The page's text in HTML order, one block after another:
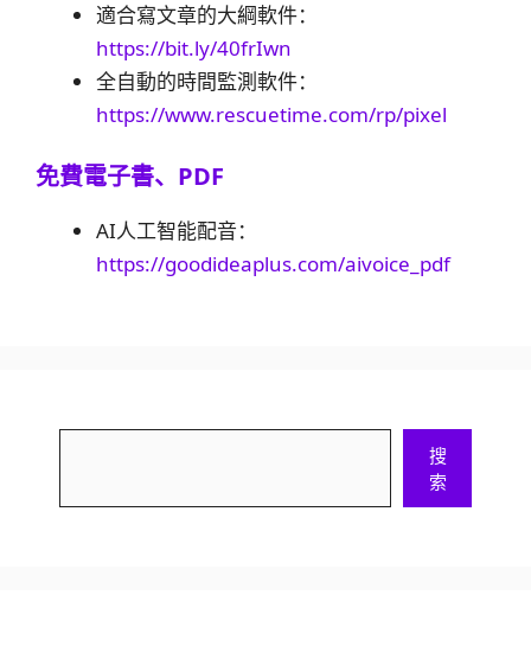
適合寫文章的大綱軟件：
https://bit.ly/40frIwn
全自動的時間監測軟件：
https://www.rescuetime.com/rp/pixel
免費電子書、PDF
AI人工智能配音：
https://goodideaplus.com/aivoice_pdf
搜
索